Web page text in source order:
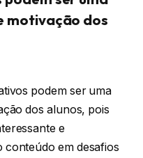
motivação dos
podem ser uma
dos alunos, pois
e
em desafios